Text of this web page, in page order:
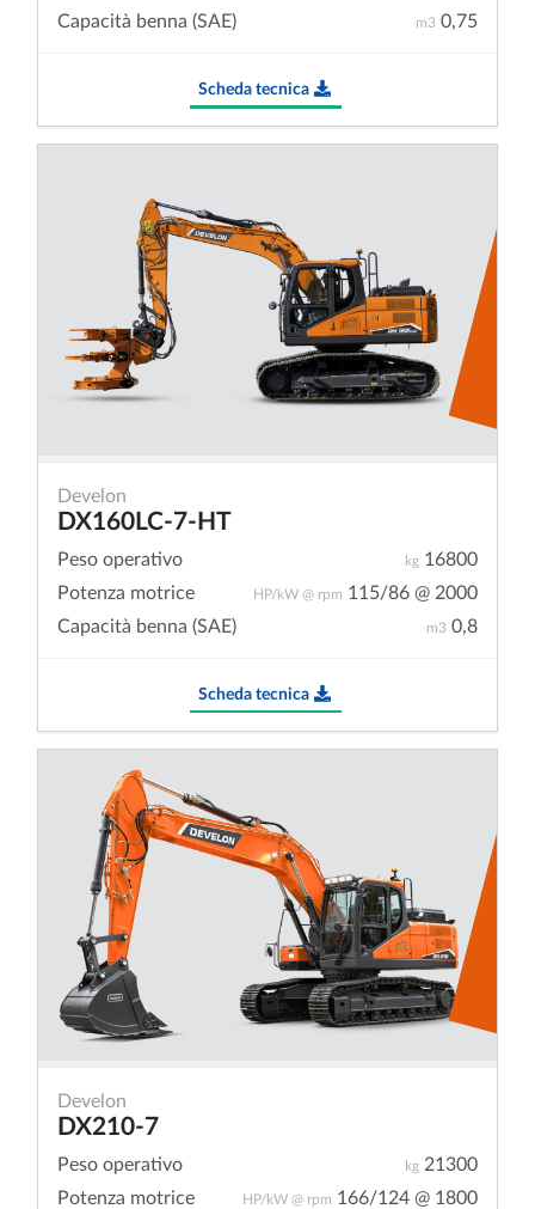
m3 0,75
Capacità benna (SAE)
Scheda tecnica
Develon
DX160LC-7-HT
kg 16800
Peso operativo
HP/kW @ rpm 115/86 @ 2000
Potenza motrice
m3 0,8
Capacità benna (SAE)
Scheda tecnica
Develon
DX210-7
kg 21300
Peso operativo
HP/kW @ rpm 166/124 @ 1800
Potenza motrice